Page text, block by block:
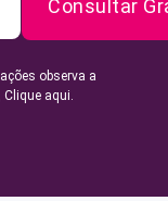
Consultar
observa a
Clique aqui.